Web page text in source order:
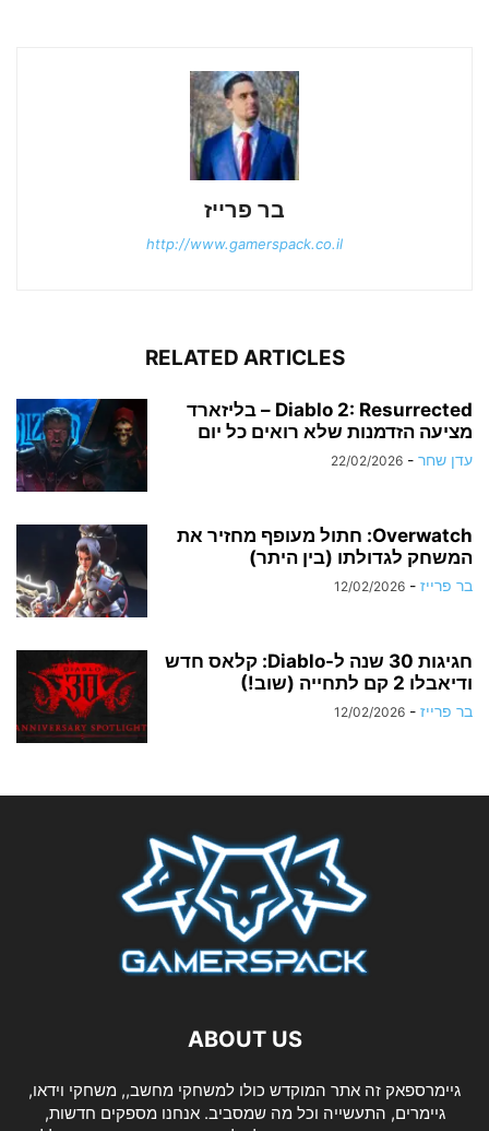
בר פרייז
http://www.gamerspack.co.il
RELATED ARTICLES
Diablo 2: Resurrected – בליזארד
מציעה הזדמנות שלא רואים כל יום
עדן שחר -
22/02/2026
Overwatch: חתול מעופף מחזיר את
המשחק לגדולתו (בין היתר)
בר פרייז -
12/02/2026
חגיגות 30 שנה ל-Diablo: קלאס חדש
ודיאבלו 2 קם לתחייה (שוב!)
בר פרייז -
12/02/2026
ABOUT US
גיימרספאק זה אתר המוקדש כולו למשחקי מחשב,, משחקי וידאו,
גיימרים, התעשייה וכל מה שמסביב. אנחנו מספקים חדשות,